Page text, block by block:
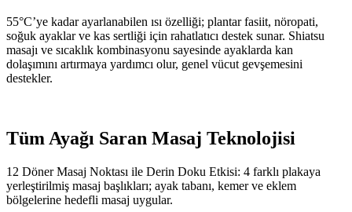
55°C’ye kadar ayarlanabilen ısı özelliği; plantar fasiit, nöropati,
soğuk ayaklar ve kas sertliği için rahatlatıcı destek sunar. Shiatsu
masajı ve sıcaklık kombinasyonu sayesinde ayaklarda kan
dolaşımını artırmaya yardımcı olur, genel vücut gevşemesini
destekler.
Tüm Ayağı Saran Masaj Teknolojisi
12 Döner Masaj Noktası ile Derin Doku Etkisi: 4 farklı plakaya
yerleştirilmiş masaj başlıkları; ayak tabanı, kemer ve eklem
bölgelerine hedefli masaj uygular.